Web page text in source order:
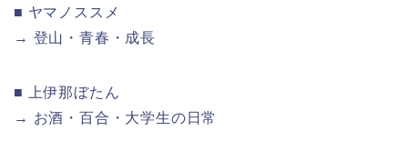
■ ヤマノススメ
→ 登山・青春・成長
■ 上伊那ぼたん
→ お酒・百合・大学生の日常